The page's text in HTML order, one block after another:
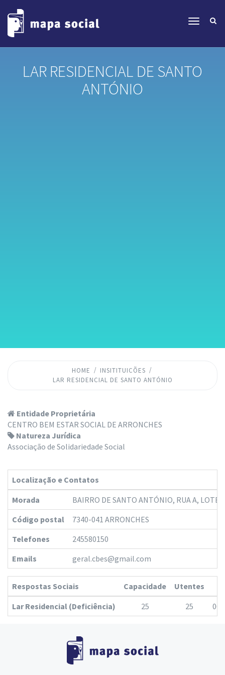
LAR RESIDENCIAL DE SANTO
ANTÓNIO
HOME
INSITITUICÕES
LAR RESIDENCIAL DE SANTO ANTÓNIO
Entidade Proprietária
CENTRO BEM ESTAR SOCIAL DE ARRONCHES
Natureza Jurídica
Associação de Solidariedade Social
Localização e Contatos
Morada
BAIRRO DE SANTO ANTÓNIO, RUA A, LOTE
Código postal
7340-041 ARRONCHES
Telefones
245580150
Emails
geral.cbes@gmail.com
Respostas Sociais Capacidade Utentes
Lar Residencial (Deficiência)
25 25